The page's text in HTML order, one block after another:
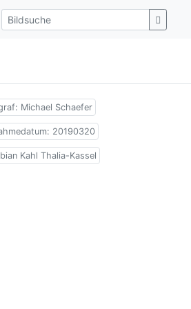
Michael Schaefer
20190320
Kahl Thalia-Kassel